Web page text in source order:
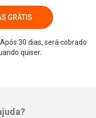
GRÁTIS
30 dias, será cobrado
quiser.